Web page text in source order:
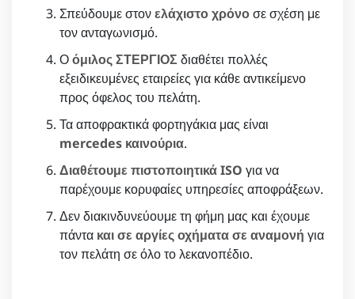
Σπεύδουμε στονελάχιστο χρόνοσε σχέση με
τον ανταγωνισμό.
Οόμιλος ΣΤΕΡΓΙΟΣ διαθέτει πολλές
εξειδικευμένες εταιρείες για κάθε αντικείμενο
προς όφελος του πελάτη.
Τα αποφρακτικά φορτηγάκια μας είναι
mercedes καινούρια.
Διαθέτουμε πιστοποιητικά ISO για να
παρέχουμε κορυφαίες υπηρεσίες αποφράξεων.
Δεν διακινδυνεύουμε τη φήμη μας και έχουμε
πάντα και σε αργίες οχήματα σε αναμονή για
τον πελάτη σε όλο το λεκανοπέδιο.